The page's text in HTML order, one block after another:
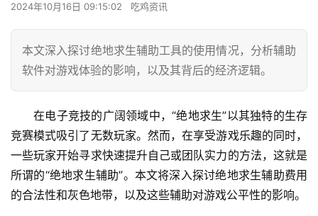
2024年10月16日 09:15:02 吃鸡资讯
本文深入探讨绝地求生辅助工具的使用情况，分析辅助
软件对游戏体验的影响，以及其背后的经济逻辑。
在电子竞技的广阔领域中，“绝地求生”以其独特的生存
竞赛模式吸引了无数玩家。然而，在享受游戏乐趣的同时，
一些玩家开始寻求快速提升自己或团队实力的方法，这就是
所谓的“绝地求生辅助”。本文将深入探讨绝地求生辅助费用
的合法性和灰色地带，以及这些辅助对游戏公平性的影响。